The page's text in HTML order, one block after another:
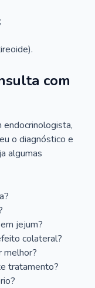
com
endocrinologista,
o diagnóstico e
algumas
jejum?
colateral?
melhor?
tratamento?